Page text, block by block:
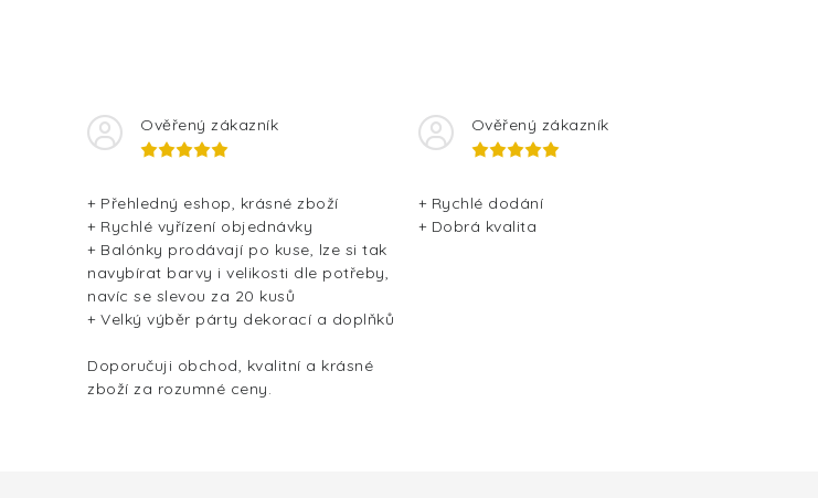
Ověřený zákazník
+ Přehledný eshop, krásné zboží
+ Rychlé vyřízení objednávky
+ Balónky prodávají po kuse, lze si tak
navybírat barvy i velikosti dle potřeby,
navíc se slevou za 20 kusů
+ Velký výběr párty dekorací a doplňků
Doporučuji obchod, kvalitní a krásné
zboží za rozumné ceny.
Ověřený zákazník
+ Rychlé dodání
+ Dobrá kvalita